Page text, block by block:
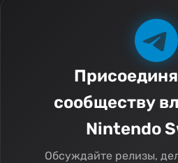
сообществу
Nintendo
Обсуждайте релизы,